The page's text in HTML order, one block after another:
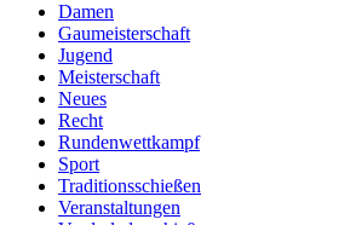
Damen
Gaumeisterschaft
Jugend
Meisterschaft
Neues
Recht
Rundenwettkampf
Sport
Traditionsschießen
Veranstaltungen